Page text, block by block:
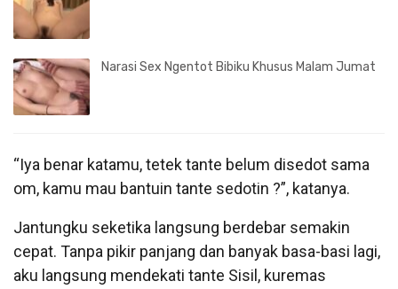
Narasi Sex Ngentot Bibiku Khusus Malam Jumat
“Iya benar katamu, tetek tante belum disedot sama
om, kamu mau bantuin tante sedotin ?”, katanya.
Jantungku seketika langsung berdebar semakin
cepat. Tanpa pikir panjang dan banyak basa-basi lagi,
aku langsung mendekati tante Sisil, kuremas